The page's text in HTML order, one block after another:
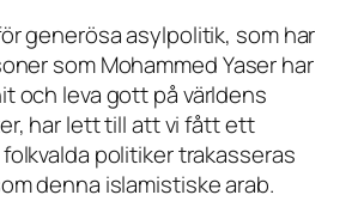
generösa asylpolitik, som har
som Mohammed Yaser har
och leva gott på världens
har lett till att vi fått ett
politiker trakasseras
denna islamistiske arab.